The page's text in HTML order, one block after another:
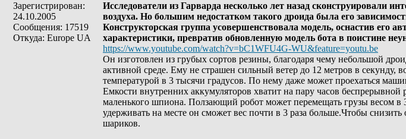
Зарегистрирован:
24.10.2005
Сообщения: 17519
Откуда: Europe UA
Исследователи из Гарварда несколько лет назад сконструировали
воздуха. Но большим недостатком такого дроида была его
Конструкторская группа усовершенствовала модель, оснастив его
характеристики, превратив обновленную модель бота в поистине
https://www.youtube.com/watch?v=bC1WFU4G-WU&feature=youtu.be
Он изготовлен из грубых сортов резины, благодаря чему небольшой
активной среде. Ему не страшен сильный ветер до 12 метров в
температурой в 3 тысячи градусов. По нему даже может проехаться
Емкости внутренних аккумуляторов хватит на пару часов
маленького шпиона. Ползающий робот может перемещать грузы весом в
удерживать на месте он сможет вес почти в 3 раза больше.Чтобы
шариков.